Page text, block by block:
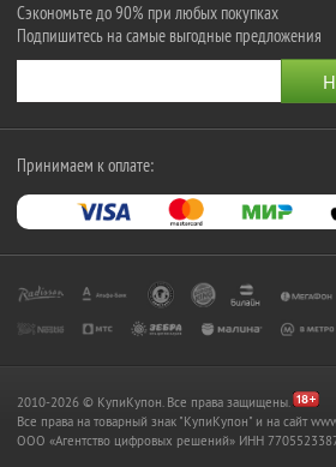
Сэкономьте до 90% при любых покупках
Подпишитесь на самые выгодные предложения
Принимаем к оплате:
2010-2026 © КупиКупон. Все права защищены.
Все права на товарный знак "КупиКупон" и на сайт
OOO «Агентство цифровых решений» ИНН